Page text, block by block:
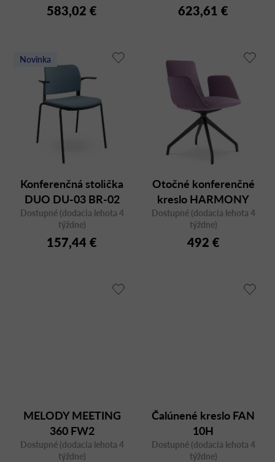
583,02 € 623,61 €
Novinka
Konferenčná stolička
DUO DU-03 BR-02
Dostupné (dodacia lehota 4
týždne)
157,44 €
Otočné konferenčné
kreslo HARMONY
MODERN 870 F90
Dostupné (dodacia lehota 4
týždne)
492 €
MELODY MEETING
360 FW2
Dostupné (dodacia lehota 4
týždne)
Čalúnené kreslo FAN
10H
Dostupné (dodacia lehota 4
týždne)